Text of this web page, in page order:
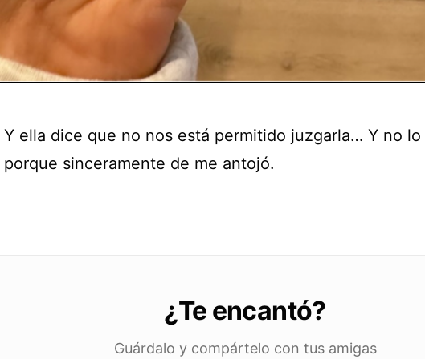
Y ella dice que no nos está permitido juzgarla… Y no lo
porque sinceramente de me antojó.
¿Te encantó?
Guárdalo y compártelo con tus amigas